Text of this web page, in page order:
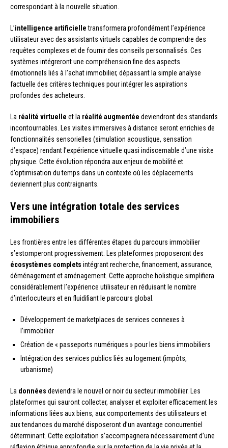
correspondant à la nouvelle situation.
L’intelligence artificielletransformera profondément l’expérience
utilisateur avec des assistants virtuels capables de comprendre des
requêtes complexes et de fournir des conseils personnalisés. Ces
systèmes intégreront une compréhension fine des aspects
émotionnels liés à l’achat immobilier, dépassant la simple analyse
factuelle des critères techniques pour intégrer les aspirations
profondes des acheteurs.
La réalité virtuelle et la réalité augmentée deviendront des standards
incontournables. Les visites immersives à distance seront enrichies de
fonctionnalités sensorielles (simulation acoustique, sensation
d’espace) rendant l’expérience virtuelle quasi indiscernable d’une visite
physique. Cette évolution répondra aux enjeux de mobilité et
d’optimisation du temps dans un contexte où les déplacements
deviennent plus contraignants.
Vers une intégration totale des services
immobiliers
Les frontières entre les différentes étapes du parcours immobilier
s’estomperont progressivement. Les plateformes proposeront des
écosystèmes complets intégrant recherche, financement, assurance,
déménagement et aménagement. Cette approche holistique simplifiera
considérablement l’expérience utilisateur en réduisant le nombre
d’interlocuteurs et en fluidifiant le parcours global.
Développement de marketplaces de services connexes à
l’immobilier
Création de « passeports numériques » pour les biens immobiliers
Intégration des services publics liés au logement (impôts,
urbanisme)
La données deviendra le nouvel or noir du secteur immobilier. Les
plateformes qui sauront collecter, analyser et exploiter efficacement les
informations liées aux biens, aux comportements des utilisateurs et
aux tendances du marché disposeront d’un avantage concurrentiel
déterminant. Cette exploitation s’accompagnera nécessairement d’une